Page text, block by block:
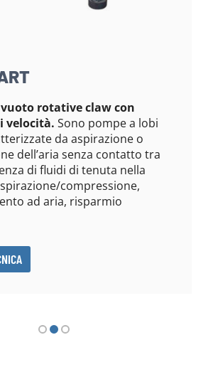
vuoto rotative claw con
velocità. Sono pompe a lobi
da aspirazione o
dell’aria senza contatto tra
di fluidi di tenuta nella
compressione,
ad aria, risparmio